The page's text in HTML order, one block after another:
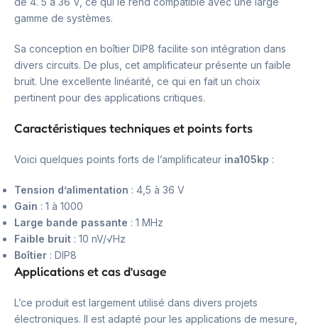
gamme de systèmes.
Sa conception en boîtier DIP8 facilite son intégration dans
divers circuits. De plus, cet amplificateur présente un faible
bruit. Une excellente linéarité, ce qui en fait un choix
pertinent pour des applications critiques.
Caractéristiques techniques et points forts
Voici quelques points forts de l’amplificateur ina105kp :
Tension d’alimentation : 4,5 à 36 V
Gain : 1 à 1000
Large bande passante : 1 MHz
Faible bruit : 10 nV/√Hz
Boîtier : DIP8
Applications et cas d’usage
L’ce produit est largement utilisé dans divers projets
électroniques. Il est adapté pour les applications de mesure,